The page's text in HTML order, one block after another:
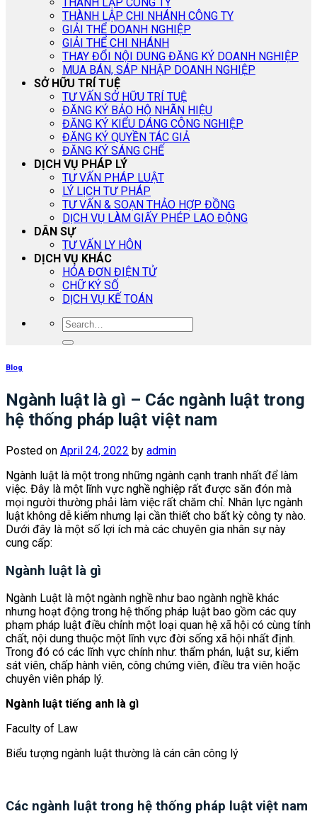
THÀNH LẬP CHI NHÁNH CÔNG TY
GIẢI THỂ DOANH NGHIỆP
GIẢI THỂ CHI NHÁNH
THAY ĐỔI NỘI DUNG ĐĂNG KÝ DOANH NGHIỆP
MUA BÁN, SÁP NHẬP DOANH NGHIỆP
SỞ HỮU TRÍ TUỆ
TƯ VẤN SỞ HỮU TRÍ TUỆ
ĐĂNG KÝ BẢO HỘ NHÃN HIỆU
ĐĂNG KÝ KIỂU DÁNG CÔNG NGHIỆP
ĐĂNG KÝ QUYỀN TÁC GIẢ
ĐĂNG KÝ SÁNG CHẾ
DỊCH VỤ PHÁP LÝ
TƯ VẤN PHÁP LUẬT
LÝ LỊCH TƯ PHÁP
TƯ VẤN & SOẠN THẢO HỢP ĐỒNG
DỊCH VỤ LÀM GIẤY PHÉP LAO ĐỘNG
DÂN SỰ
TƯ VẤN LY HÔN
DỊCH VỤ KHÁC
HÓA ĐƠN ĐIỆN TỬ
CHỮ KÝ SỐ
DỊCH VỤ KẾ TOÁN
Blog
Ngành luật là gì – Các ngành luật trong
hệ thống pháp luật việt nam
Posted on April 24, 2022 by admin
Ngành luật là một trong những ngành cạnh tranh nhất để làm
việc. Đây là một lĩnh vực nghề nghiệp rất được săn đón mà
mọi người thường phải làm việc rất chăm chỉ. Nhân lực ngành
luật không dễ kiếm nhưng lại cần thiết cho bất kỳ công ty nào.
Dưới đây là một số lợi ích mà các chuyên gia nhân sự này
cung cấp:
Ngành luật là gì
Ngành Luật là một ngành nghề như bao ngành nghề khác
nhưng hoạt động trong hệ thống pháp luật bao gồm các quy
phạm pháp luật điều chỉnh một loại quan hệ xã hội có cùng tính
chất, nội dung thuộc một lĩnh vực đời sống xã hội nhất định.
Trong đó có các lĩnh vực chính như: thẩm phán, luật sư, kiểm
sát viên, chấp hành viên, công chứng viên, điều tra viên hoặc
chuyên viên pháp lý.
Ngành luật tiếng anh là gì
Faculty of Law
Biểu tượng ngành luật thường là cán cân công lý
Các ngành luật trong hệ thống pháp luật việt nam